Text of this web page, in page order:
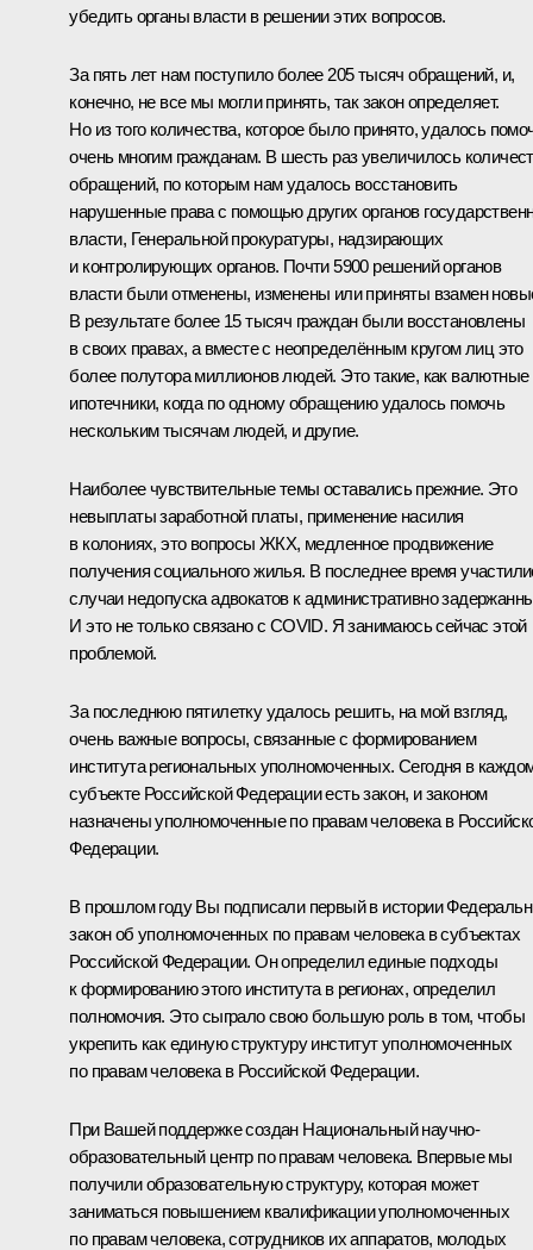
убедить органы власти в решении этих вопросов.
За пять лет нам поступило более 205 тысяч обращений, и,
конечно, не все мы могли принять, так закон определяет.
Но из того количества, которое было принято, удалось
очень многим гражданам. В шесть раз увеличилось
обращений, по которым нам удалось восстановить
нарушенные права с помощью других органов
власти, Генеральной прокуратуры, надзирающих
и контролирующих органов. Почти 5900 решений органов
власти были отменены, изменены или приняты взамен
В результате более 15 тысяч граждан были восстановлены
в своих правах, а вместе с неопределённым кругом лиц это
более полутора миллионов людей. Это такие, как валютные
ипотечники, когда по одному обращению удалось помочь
нескольким тысячам людей, и другие.
Наиболее чувствительные темы оставались прежние. Это
невыплаты заработной платы, применение насилия
в колониях, это вопросы ЖКХ, медленное продвижение
получения социального жилья. В последнее время
случаи недопуска адвокатов к административно
И это не только связано с COVID. Я занимаюсь сейчас этой
проблемой.
За последнюю пятилетку удалось решить, на мой взгляд,
очень важные вопросы, связанные с формированием
института региональных уполномоченных. Сегодня в
субъекте Российской Федерации есть закон, и законом
назначены уполномоченные по правам человека в
Федерации.
В прошлом году Вы подписали первый в истории
закон об уполномоченных по правам человека в субъектах
Российской Федерации. Он определил единые подходы
к формированию этого института в регионах, определил
полномочия. Это сыграло свою большую роль в том, чтобы
укрепить как единую структуру институт уполномоченных
по правам человека в Российской Федерации.
При Вашей поддержке создан Национальный научно-
образовательный центр по правам человека. Впервые мы
получили образовательную структуру, которая может
заниматься повышением квалификации уполномоченных
по правам человека, сотрудников их аппаратов, молодых